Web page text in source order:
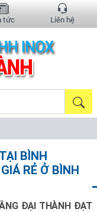
tức Liên hệ
BÌNH
RẺ Ở BÌNH
ĐẠI THÀNH ĐẠT